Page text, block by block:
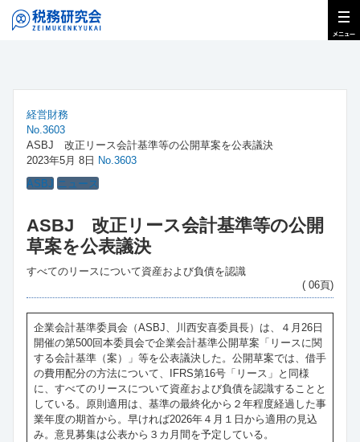
経営財務
No.3603
ASBJ 改正リース会計基準等の公開草案を公表議決
2023年5月 8日 No.3603
ASBJ ニュース
ASBJ 改正リース会計基準等の公開
草案を公表議決
すべてのリースについて資産および負債を認識
( 06頁)
企業会計基準委員会（ASBJ、川西安喜委員長）は、４月26日
開催の第500回本委員会で企業会計基準公開草案「リースに関
する会計基準（案）」等を公表議決した。公開草案では、借手
の費用配分の方法について、IFRS第16号「リース」と同様
に、すべてのリースについて資産および負債を認識することと
している。原則適用は、基準の最終化から２年程度経過した事
業年度の期首から。早ければ2026年４月１日から適用の見込
み。意見募集は公表から３カ月間を予定している。